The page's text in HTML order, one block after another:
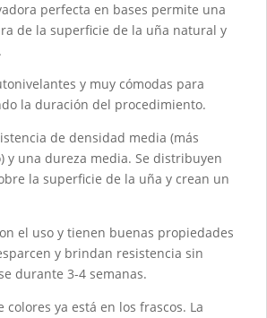
perfecta en bases permite una
de la superficie de la uña natural y
y muy cómodas para
la duración del procedimiento.
de densidad media (más
y una dureza media. Se distribuyen
la superficie de la uña y crean un
el uso y tienen buenas propiedades
y brindan resistencia sin
durante 3-4 semanas.
colores ya está en los frascos. La